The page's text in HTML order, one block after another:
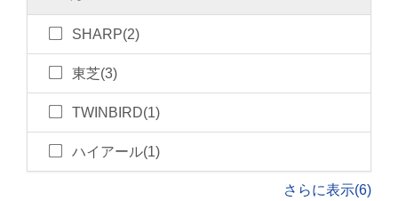
SHARP(2)
東芝(3)
TWINBIRD(1)
ハイアール(1)
さらに表示(6)